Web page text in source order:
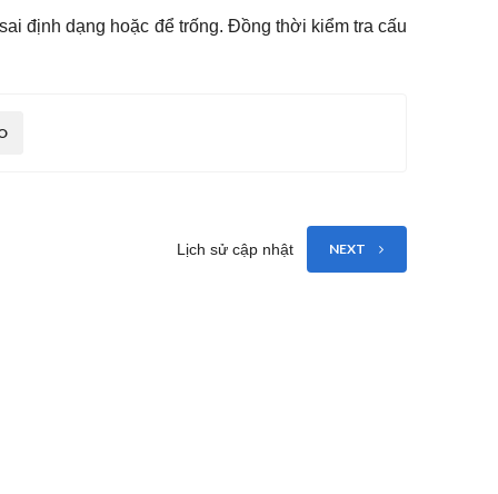
định dạng hoặc để trống. Đồng thời kiểm tra cấu
Lịch sử cập nhật NEXT